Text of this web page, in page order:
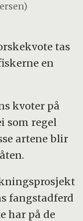
tas
en
kvoter på
som regel
artene blir
fangstadferd
har på de